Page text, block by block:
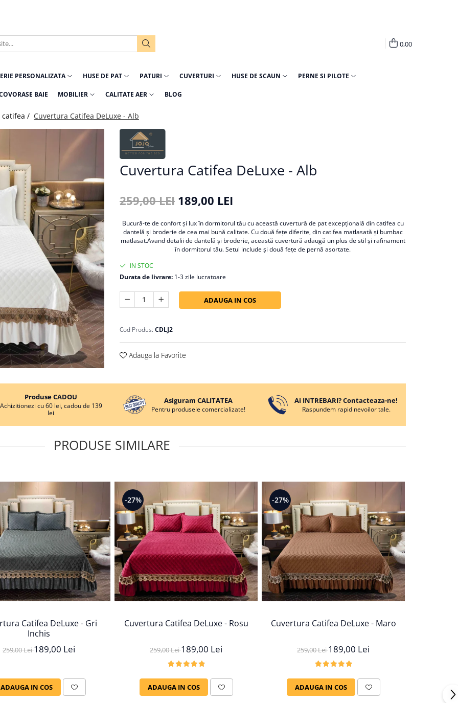
0,00
PERSONALIZATA HUSE DE PAT PATURI CUVERTURI HUSE DE SCAUN PERNE SI PILOTE
BAIE MOBILIER CALITATE AER BLOG
/ Cuvertura Catifea DeLuxe - Alb
Cuvertura Catifea DeLuxe - Alb
259,00 LEI 189,00 LEI
Bucură-te de confort și lux în dormitorul tău cu această cuvertură de pat excepțională din catifea cu
dantelă și broderie de cea mai bună calitate. Cu două fețe diferite, din catifea matlasată și bumbac
matlasat.Avand detalii de dantelă și broderie, această cuvertură adaugă un plus de stil și rafinament
în dormitorul tău. Setul include și două fețe de pernă asortate.
IN STOC
Durata de livrare: 1-3 zile lucratoare
ADAUGA IN COS
Cod Produs: CDLJ2
Adauga la Favorite
Produse CADOU
Achizitionezi cu 60 lei, cadou de 139
lei
Asiguram CALITATEA
Pentru produsele comercializate!
Ai INTREBARI? Contacteaza-ne!
Raspundem rapid nevoilor tale.
PRODUSE SIMILARE
Catifea DeLuxe - Gri
Inchis
259,00 Lei189,00 Lei
ADAUGA IN COS
-27%
Cuvertura Catifea DeLuxe - Rosu
259,00 Lei189,00 Lei
ADAUGA IN COS
-27%
Cuvertura Catifea DeLuxe - Maro
259,00 Lei189,00 Lei
ADAUGA IN COS